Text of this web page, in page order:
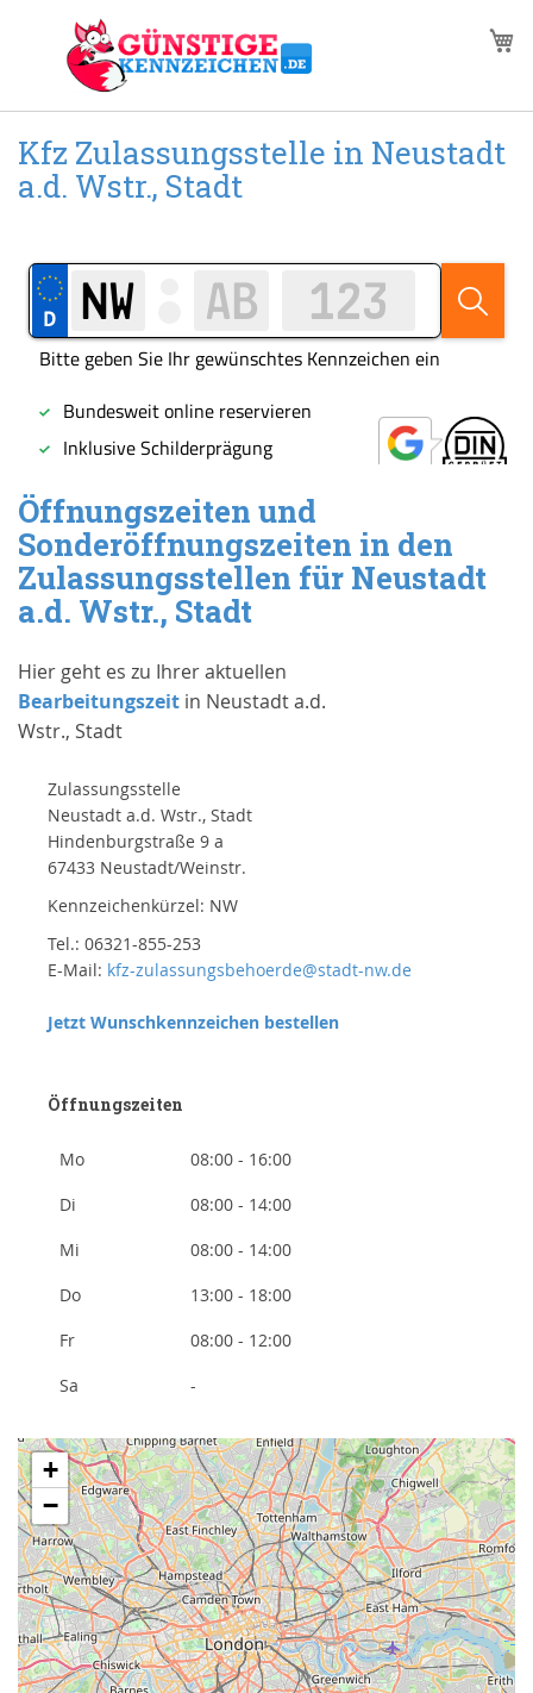
springen
Kfz Zulassungsstelle in Neustadt
a.d. Wstr., Stadt
Öffnungszeiten und
Sonderöffnungszeiten in den
Zulassungsstellen für Neustadt
a.d. Wstr., Stadt
Hier geht es zu Ihrer aktuellen
Bearbeitungszeit in Neustadt a.d.
Wstr., Stadt
Zulassungsstelle
Neustadt a.d. Wstr., Stadt
Hindenburgstraße 9 a
67433 Neustadt/Weinstr.
Kennzeichenkürzel: NW
Tel.: 06321-855-253
E-Mail: kfz-zulassungsbehoerde@stadt-nw.de
Jetzt Wunschkennzeichen bestellen
Öffnungszeiten
Mo
08:00 - 16:00
Di
08:00 - 14:00
Mi
08:00 - 14:00
Do
13:00 - 18:00
Fr
08:00 - 12:00
Sa
-
+
−